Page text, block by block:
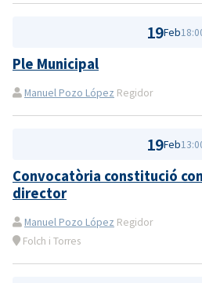
19Feb
Ple Municipal
Manuel Pozo López Regidor
19Feb
Convocatòria constitució
director
Manuel Pozo López Regidor
Folch i Torres